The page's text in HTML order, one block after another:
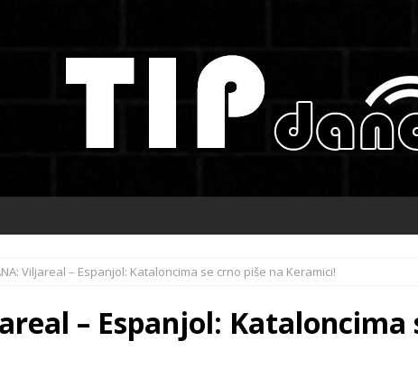
Viljareal – Espanjol: Kataloncima se crno piše na Keramici!
– Espanjol: Kataloncima